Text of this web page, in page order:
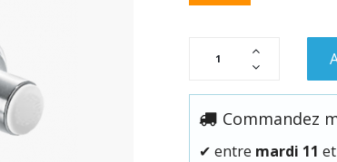
Commandez
✔ entre mardi 11